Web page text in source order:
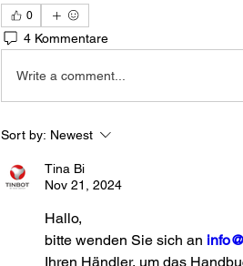
0
4 Kommentare
Write a comment...
Sort by: Newest
Tina Bi
Nov 21, 2024
Hallo,
bitte wenden Sie sich an
Ihren Händler, um das